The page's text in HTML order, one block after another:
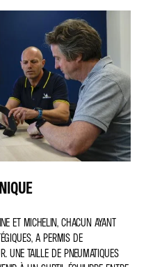
ET MICHELIN, CHACUN AYANT
A PERMIS DE
UNE TAILLE DE PNEUMATIQUES